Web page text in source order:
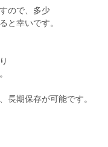
ので、多少
と幸いです。
長期保存が可能です。